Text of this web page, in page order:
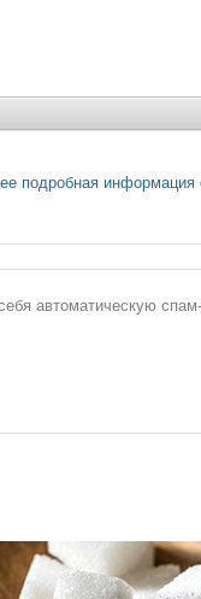
подробная информация
автоматическую